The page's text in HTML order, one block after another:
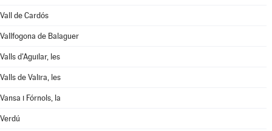
Vall de Cardós
Vallfogona de Balaguer
Valls d'Aguilar, les
Valls de Valira, les
Vansa i Fórnols, la
Verdú